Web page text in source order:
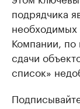
подрядчика
необходимых
Компании, по
сдачи
список»